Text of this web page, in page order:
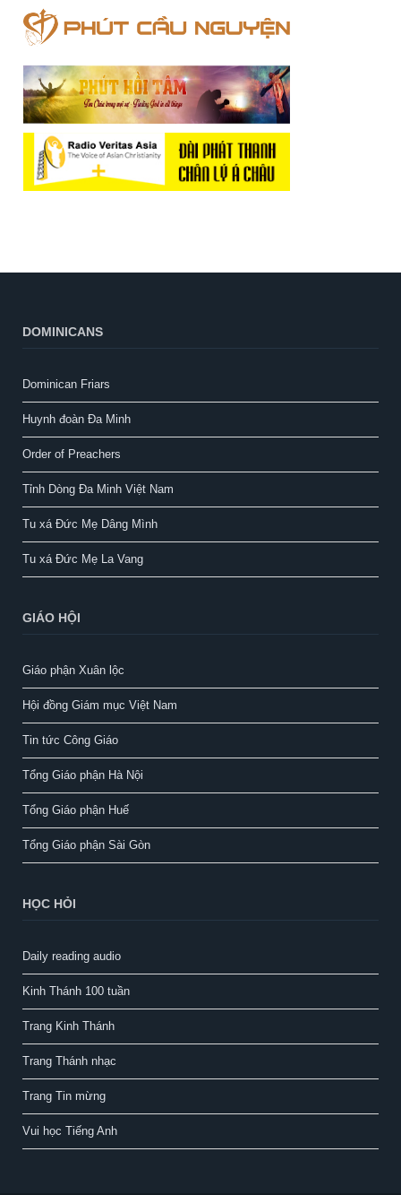
DOMINICANS
Dominican Friars
Huynh đoàn Đa Minh
Order of Preachers
Tỉnh Dòng Đa Minh Việt Nam
Tu xá Đức Mẹ Dâng Mình
Tu xá Đức Mẹ La Vang
GIÁO HỘI
Giáo phận Xuân lộc
Hội đồng Giám mục Việt Nam
Tin tức Công Giáo
Tổng Giáo phận Hà Nội
Tổng Giáo phận Huế
Tổng Giáo phận Sài Gòn
HỌC HỎI
Daily reading audio
Kinh Thánh 100 tuần
Trang Kinh Thánh
Trang Thánh nhạc
Trang Tin mừng
Vui học Tiếng Anh